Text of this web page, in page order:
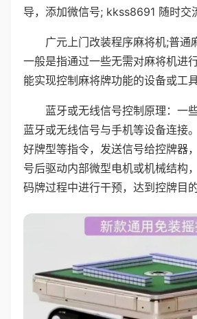
导，添加微信号; kkss8691 随时交
广元上门改装程序麻将机;普通
一般是指通过一些无需对麻将机进
能实现控制麻将牌功能的设备或工具
蓝牙或无线信号控制原理：一
蓝牙或无线信号与手机等设备连接
好牌型等指令，发送信号给控牌器
号后驱动内部微型电机或机械结构
码牌过程中进行干预，达到控牌目的